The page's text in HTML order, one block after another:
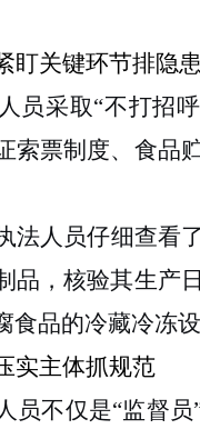
盯关键环节排隐
员采取“不打招
索票制度、食品
法人员仔细查看
品，核验其生产
食品的冷藏冷冻
实主体抓规范
员不仅是“监督